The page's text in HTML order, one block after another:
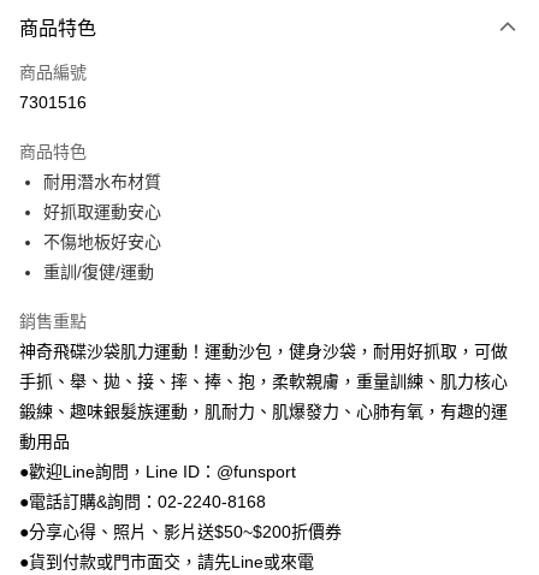
Apple Pay
街口支付
Google Pay
AFTEE先享後付
相關說明
【關於「AFTEE先享後付」】
AFTEE先享後付是「在收到商品之後才付款」的支付方式。 讓您購物簡單
１．簡單：不需註冊會員、不需綁卡、不需儲值。
２．便利：只要手機號碼，簡訊認證，即可結帳。
３．安心：先確認商品／服務後，再付款。
【「AFTEE先享後付」結帳流程】
１．於結帳方式選擇「AFTEE先享後付」後，將跳轉至「AFTEE先享後付」
２．訂單成立數日內，您將收到繳費通知簡訊。
３．收到繳費通知簡訊後14天內，點擊此簡訊中的連結，可透過四大超商／
ATM／網路銀行／等多元方式進行付款，方視為交易完成。
※ 請注意：結帳手續完成當下不需立刻繳費，但若您需要取消訂單，請聯絡
購買商品的店家。未經商家同意取消之訂單仍視為有效，需透過AFTEE先享
ATM付款
運送方式
宅配
每筆NT$100，滿NT$999(含以上)免運費
每筆NT$100，滿NT$999(含以上)免運費
商品特色
商品編號
7301516
商品特色
耐用潛水布材質
好抓取運動安心
不傷地板好安心
重訓/復健/運動
銷售重點
神奇飛碟沙袋肌力運動！運動沙包，健身沙袋，耐用好抓取，可做
手抓、舉、拋、接、摔、捧、抱，柔軟親膚，重量訓練、肌力核心
鍛練、趣味銀髮族運動，肌耐力、肌爆發力、心肺有氧，有趣的運
動用品
●歡迎Line詢問，Line ID：@funsport
●電話訂購&詢問：02-2240-8168
●分享心得、照片、影片送$50~$200折價券
●貨到付款或門市面交，請先Line或來電